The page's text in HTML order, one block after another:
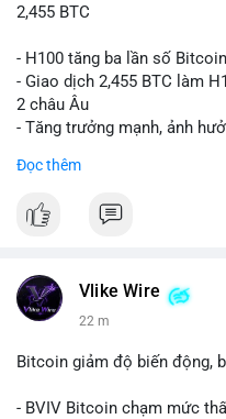
2,455 BTC
- H100 tăng ba lần số
- Giao dịch 2,455 BTC làm
2 châu Âu
- Tăng trưởng mạnh, ảnh
#binancesquare
$btc
📰 Nguồn: Cointelegraph
Đọc thêm
Vlike Wire
22 m
Bitcoin giảm độ biến động,
- BVIV Bitcoin chạm mức